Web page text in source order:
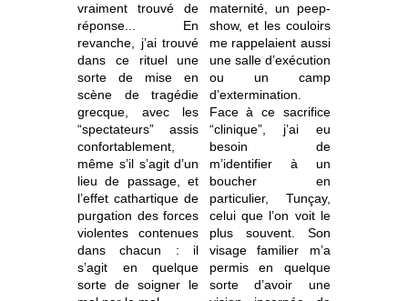
vraiment trouvé de
réponse... En
revanche, j’ai trouvé
dans ce rituel une
sorte de mise en
scène de tragédie
grecque, avec les
“spectateurs” assis
confortablement,
même s’il s’agit d’un
lieu de passage, et
l’effet cathartique de
purgation des forces
violentes contenues
dans chacun : il
s’agit en quelque
sorte de soigner le
maternité, un peep-
show, et les couloirs
me rappelaient aussi
une salle d’exécution
ou un camp
d’extermination.
Face à ce sacrifice
“clinique”, j’ai eu
besoin de
m’identifier à un
boucher en
particulier, Tunçay,
celui que l’on voit le
plus souvent. Son
visage familier m’a
permis en quelque
sorte d’avoir une